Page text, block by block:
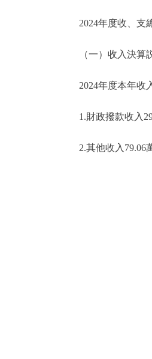
2024年度收、支
（一）收入決算
2024年度本年收
1.財政撥款收入
2.其他收入79.06